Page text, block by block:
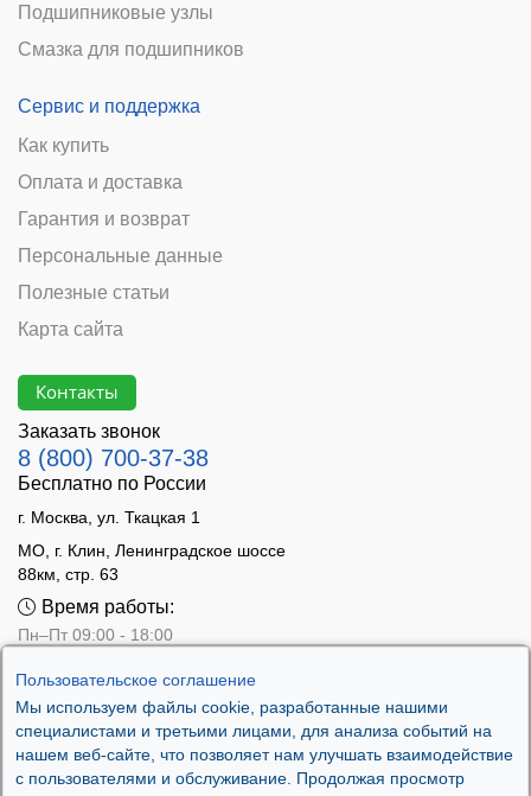
Пользовательское соглашение
Мы используем файлы cookie, разработанные нашими
специалистами и третьими лицами, для анализа событий на
нашем веб-сайте, что позволяет нам улучшать взаимодействие
с пользователями и обслуживание. Продолжая просмотр
Подшипниковые узлы
Смазка для подшипников
Сервис и поддержка
Как купить
Оплата и доставка
Гарантия и возврат
Персональные данные
Полезные статьи
Карта сайта
Контакты
Заказать звонок
8 (800) 700-37-38
Бесплатно по России
г. Москва, ул. Ткацкая 1
МО, г. Клин, Ленинградское шоссе
88км, стр. 63
Время работы:
Пн–Пт 09:00 - 18:00
Вс - выходной